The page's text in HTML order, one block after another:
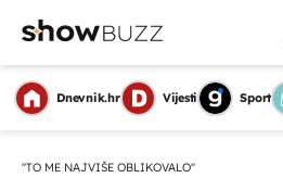
Dnevnik.hr Vijesti Sport
''TO ME NAJVIŠE OBLIKOVALO''